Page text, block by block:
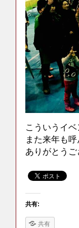
こういうイ
また来年も呼
ありがとうご
共有:
共有